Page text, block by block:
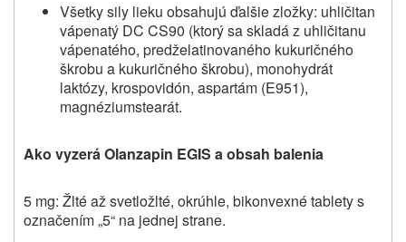
Všetky sily lieku obsahujú ďalšie zložky: uhličitan
vápenatý DC CS90 (ktorý sa skladá z uhličitanu
vápenatého, predželatinovaného kukuričného
škrobu a kukuričného škrobu), monohydrát
laktózy, krospovidón, aspartám (E951),
magnéziumstearát.
Ako vyzerá Olanzapin EGIS a obsah balenia
5 mg: Žlté až svetložlté, okrúhle, bikonvexné tablety s
označením „5“ na jednej strane.